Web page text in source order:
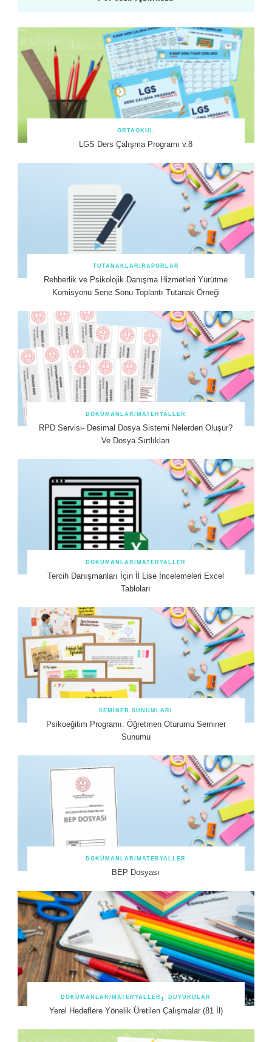
ORTAOKUL
LGS Ders Çalışma Programı v.8
TUTANAKLAR/RAPORLAR
Rehberlik ve Psikolojik Danışma Hizmetleri Yürütme
Komisyonu Sene Sonu Toplantı Tutanak Örneği
DOKÜMANLAR/MATERYALLER
RPD Servisi- Desimal Dosya Sistemi Nelerden Oluşur?
Ve Dosya Sırtlıkları
DOKÜMANLAR/MATERYALLER
Tercih Danışmanları İçin İl Lise İncelemeleri Excel
Tabloları
SEMINER SUNUMLARI
Psikoeğitim Programı: Öğretmen Oturumu Seminer
Sunumu
DOKÜMANLAR/MATERYALLER
BEP Dosyası
DOKÜMANLAR/MATERYALLER DUYURULAR
Yerel Hedeflere Yönelik Üretilen Çalışmalar (81 İl)